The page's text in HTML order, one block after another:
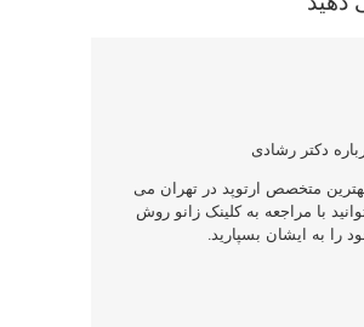
دکتر رشادی
متخصص ارتوپد در تهران می
با مراجعه به کلینک زانو روش
را به ایشان بسپارید.